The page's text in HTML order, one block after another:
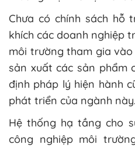
Chưa có chính sách hỗ
khích các doanh nghiệp
môi trường tham gia
sản xuất các sản phẩm
định pháp lý hiện hành
phát triển của ngành này.
Hệ thống hạ tầng cho
công nghiệp môi